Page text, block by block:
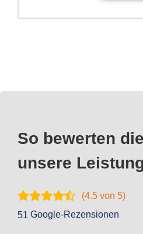
So bewerten
unsere
(4.5 von 5)
51 Google-Rezensionen